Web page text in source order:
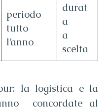
periodo
tutto
l’anno
durat
a
a
scelta
la logistica e la
concordate al